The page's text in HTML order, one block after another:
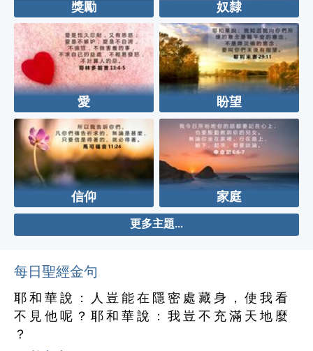
獎勵 奴隸
愛 盼望
信仰 家庭
更多主題...
每日聖經金句
耶 和 華 說 ： 人 豈 能 在 隱 密 處 藏 身 ， 使 我 看
不 見 他 呢 ？ 耶 和 華 說 ： 我 豈 不 充 滿 天 地 麼
？